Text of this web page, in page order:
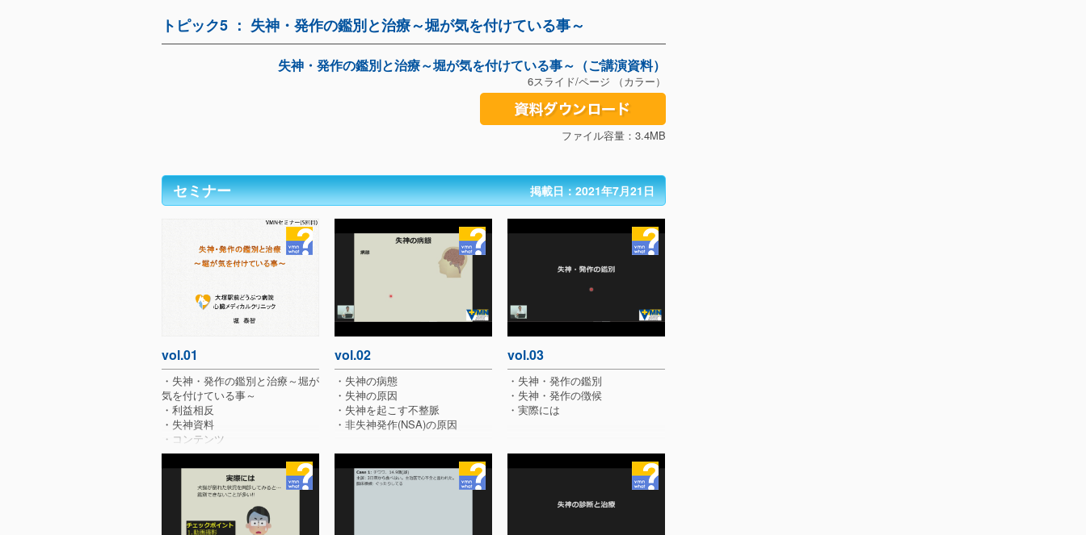
トピック5 ： 失神・発作の鑑別と治療～堀が気を付けている事～
失神・発作の鑑別と治療～堀が気を付けている事～（ご講演資料）
6スライド/ページ （カラー）
ファイル容量：3.4MB
セミナー 掲載日：2021年7月21日
vol.01
・失神・発作の鑑別と治療～堀が
気を付けている事～
・利益相反
・失神資料
・コンテンツ
・突然、犬猫が倒れると！？
・飼い主が「発作」を訴えた時
・チェックポイント
・意識障害の持続が短く、かつ意
識が自然に回復する発作
・失神とは
vol.02
・失神の病態
・失神の原因
・失神を起こす不整脈
・非失神発作(NSA)の原因
vol.03
・失神・発作の鑑別
・失神・発作の徴候
・実際には